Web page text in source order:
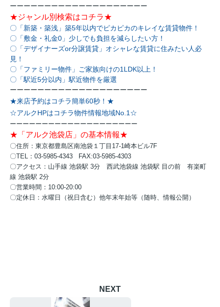
ーーーーーーーーーーーーーーーーーーーー
★ジャンル別検索はコチラ★
〇 「新築・築浅」築5年以内でピカピカのキレイな賃貸物件！
〇「敷金・礼金0」少しでも負担を減らしたい方！
〇「デザイナーズor分譲賃貸」オシャレな賃貸に住みたい人必
見！
〇「ファミリー物件」ご家族向けの1LDK以上！
〇「駅近5分以内」駅近物件を厳選
ーーーーーーーーーーーーーーーーーーーー
★来店予約はコチラ簡単60秒！★
☆アルクHPはコチラ物件情報地域No.1☆
ーーーーーーーーーーーーーーーーーーーー
★「アルク池袋店」の基本情報★
〇住所：東京都豊島区南池袋１丁目17-1崎本ビル7F
〇TEL：03-5985-4343 FAX:03-5985-4303
〇アクセス： 山手線 池袋駅 3分 西武池袋線 池袋駅 目の前 有楽町
線 池袋駅 2分
〇営業時間：10:00-20:00
〇定休日：水曜日（祝日含む）他年末年始等（随時、情報公開）
NEXT